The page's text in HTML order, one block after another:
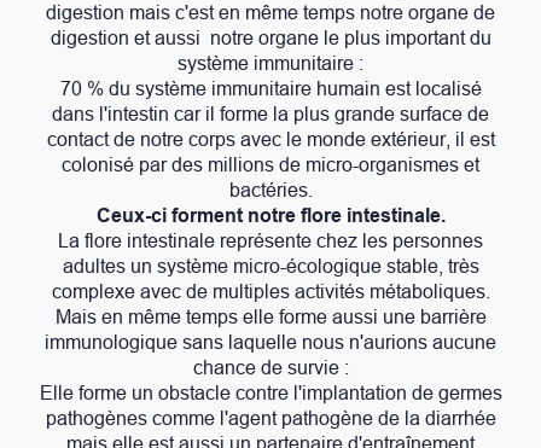
digestion mais c'est en même temps notre organe de
digestion et aussi notre organe le plus important du
système immunitaire :
70 % du système immunitaire humain est localisé
dans l'intestin car il forme la plus grande surface de
contact de notre corps avec le monde extérieur, il est
colonisé par des millions de micro-organismes et
bactéries.
Ceux-ci forment notre flore intestinale.
La flore intestinale représente chez les personnes
adultes un système micro-écologique stable, très
complexe avec de multiples activités métaboliques.
Mais en même temps elle forme aussi une barrière
immunologique sans laquelle nous n'aurions aucune
chance de survie :
Elle forme un obstacle contre l'implantation de germes
pathogènes comme l'agent pathogène de la diarrhée
mais elle est aussi un partenaire d'entraînement